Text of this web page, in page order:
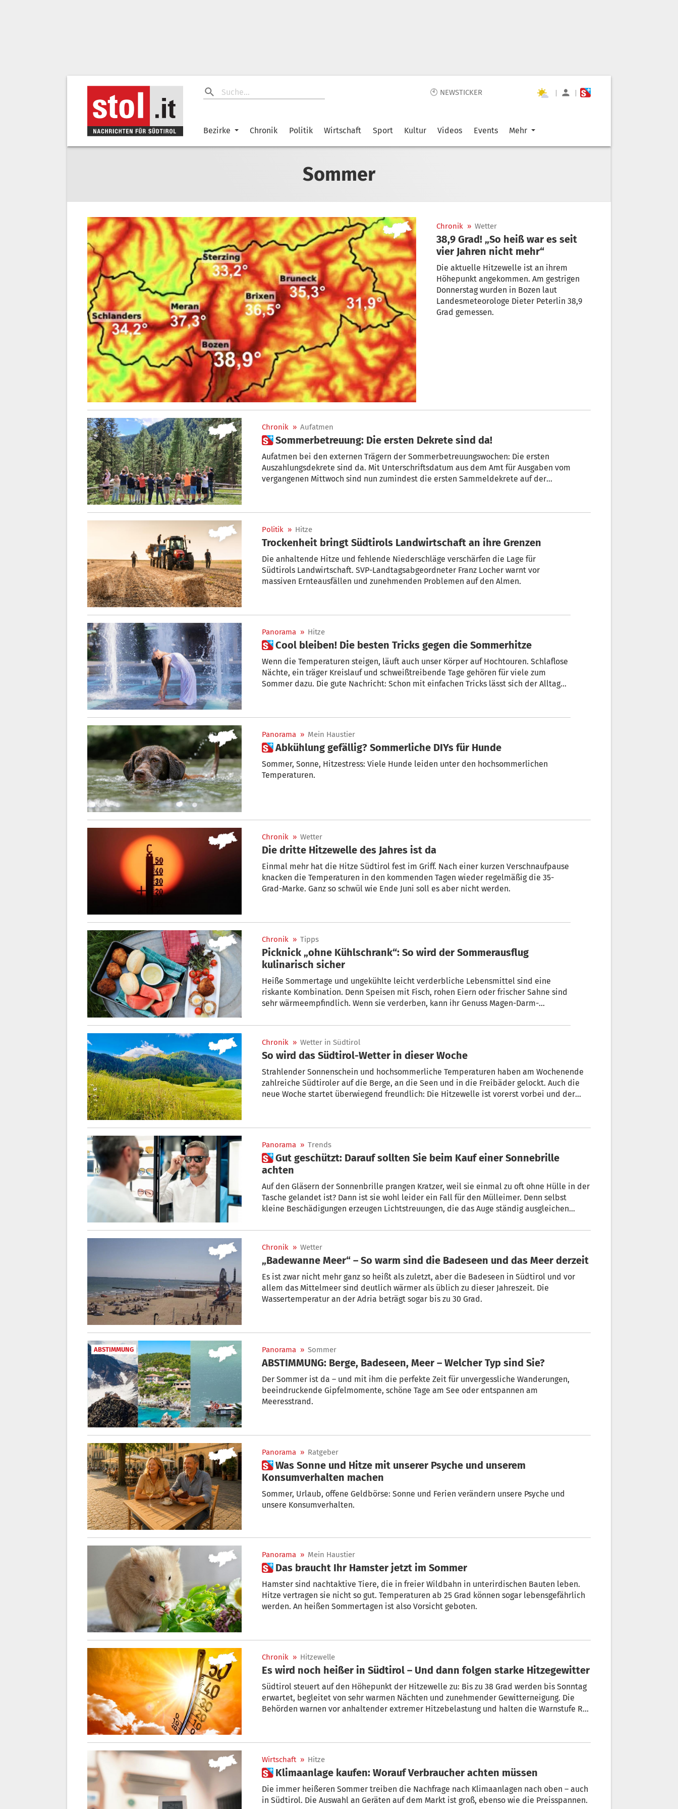
🕙 NEWSTICKER | |
Bezirke Chronik Politik Wirtschaft Sport Kultur Videos Events Mehr
Sommer
Chronik » Wetter
38,9 Grad! „So heiß war es seit
vier Jahren nicht mehr“
Die aktuelle Hitzewelle ist an ihrem
Höhepunkt angekommen. Am gestrigen
Donnerstag wurden in Bozen laut
Landesmeteorologe Dieter Peterlin 38,9
Grad gemessen.
Chronik » Aufatmen
 Sommerbetreuung: Die ersten Dekrete sind da!
Aufatmen bei den externen Trägern der Sommerbetreuungswochen: Die ersten
Auszahlungsdekrete sind da. Mit Unterschriftsdatum aus dem Amt für Ausgaben vom
vergangenen Mittwoch sind nun zumindest die ersten Sammeldekrete auf der
Politik » Hitze
Trockenheit bringt Südtirols Landwirtschaft an ihre Grenzen
Die anhaltende Hitze und fehlende Niederschläge verschärfen die Lage für
Südtirols Landwirtschaft. SVP-Landtagsabgeordneter Franz Locher warnt vor
massiven Ernteausfällen und zunehmenden Problemen auf den Almen.
Panorama » Hitze
 Cool bleiben! Die besten Tricks gegen die Sommerhitze
Wenn die Temperaturen steigen, läuft auch unser Körper auf Hochtouren. Schlaflose
Nächte, ein träger Kreislauf und schweißtreibende Tage gehören für viele zum
Sommer dazu. Die gute Nachricht: Schon mit einfachen Tricks lässt sich der Alltag
Panorama » Mein Haustier
 Abkühlung gefällig? Sommerliche DIYs für Hunde
Sommer, Sonne, Hitzestress: Viele Hunde leiden unter den hochsommerlichen
Temperaturen.
Chronik » Wetter
Die dritte Hitzewelle des Jahres ist da
Einmal mehr hat die Hitze Südtirol fest im Griff. Nach einer kurzen Verschnaufpause
knacken die Temperaturen in den kommenden Tagen wieder regelmäßig die 35-
Grad-Marke. Ganz so schwül wie Ende Juni soll es aber nicht werden.
Chronik » Tipps
Picknick „ohne Kühlschrank“: So wird der Sommerausflug
kulinarisch sicher
Heiße Sommertage und ungekühlte leicht verderbliche Lebensmittel sind eine
riskante Kombination. Denn Speisen mit Fisch, rohen Eiern oder frischer Sahne sind
sehr wärmeempfindlich. Wenn sie verderben, kann ihr Genuss Magen-Darm-
Sommerpicknick dennoch gelingt.
Chronik » Wetter in Südtirol
So wird das Südtirol-Wetter in dieser Woche
Strahlender Sonnenschein und hochsommerliche Temperaturen haben am Wochenende
zahlreiche Südtiroler auf die Berge, an die Seen und in die Freibäder gelockt. Auch die
neue Woche startet überwiegend freundlich: Die Hitzewelle ist vorerst vorbei und der
Panorama » Trends
 Gut geschützt: Darauf sollten Sie beim Kauf einer Sonnebrille
achten
Auf den Gläsern der Sonnenbrille prangen Kratzer, weil sie einmal zu oft ohne Hülle in der
Tasche gelandet ist? Dann ist sie wohl leider ein Fall für den Mülleimer. Denn selbst
kleine Beschädigungen erzeugen Lichtstreuungen, die das Auge ständig ausgleichen
Eine neue Sonnenbrille muss also her.
Chronik » Wetter
„Badewanne Meer“ – So warm sind die Badeseen und das Meer derzeit
Es ist zwar nicht mehr ganz so heißt als zuletzt, aber die Badeseen in Südtirol und vor
allem das Mittelmeer sind deutlich wärmer als üblich zu dieser Jahreszeit. Die
Wassertemperatur an der Adria beträgt sogar bis zu 30 Grad.
ABSTIMMUNG Panorama » Sommer
ABSTIMMUNG: Berge, Badeseen, Meer – Welcher Typ sind Sie?
Der Sommer ist da – und mit ihm die perfekte Zeit für unvergessliche Wanderungen,
beeindruckende Gipfelmomente, schöne Tage am See oder entspannen am
Meeresstrand.
Panorama » Ratgeber
 Was Sonne und Hitze mit unserer Psyche und unserem
Konsumverhalten machen
Sommer, Urlaub, offene Geldbörse: Sonne und Ferien verändern unsere Psyche und
unsere Konsumverhalten.
Panorama » Mein Haustier
 Das braucht Ihr Hamster jetzt im Sommer
Hamster sind nachtaktive Tiere, die in freier Wildbahn in unterirdischen Bauten leben.
Hitze vertragen sie nicht so gut. Temperaturen ab 25 Grad können sogar lebensgefährlich
werden. An heißen Sommertagen ist also Vorsicht geboten.
Chronik » Hitzewelle
Es wird noch heißer in Südtirol – Und dann folgen starke Hitzegewitter
Südtirol steuert auf den Höhepunkt der Hitzewelle zu: Bis zu 38 Grad werden bis Sonntag
erwartet, begleitet von sehr warmen Nächten und zunehmender Gewitterneigung. Die
Behörden warnen vor anhaltender extremer Hitzebelastung und halten die Warnstufe Rot
Wirtschaft » Hitze
 Klimaanlage kaufen: Worauf Verbraucher achten müssen
Die immer heißeren Sommer treiben die Nachfrage nach Klimaanlagen nach oben – auch
in Südtirol. Die Auswahl an Geräten auf dem Markt ist groß, ebenso wie die Preisspannen.